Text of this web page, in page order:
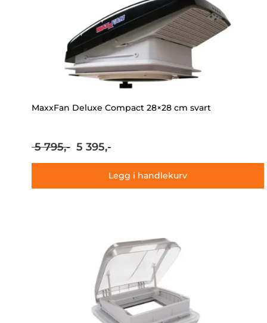
MaxxFan Deluxe Compact 28×28 cm svart
5 795,- Opprinnelig
pris
5
5 395,-
pris
er:
5
Legg i handlekurv